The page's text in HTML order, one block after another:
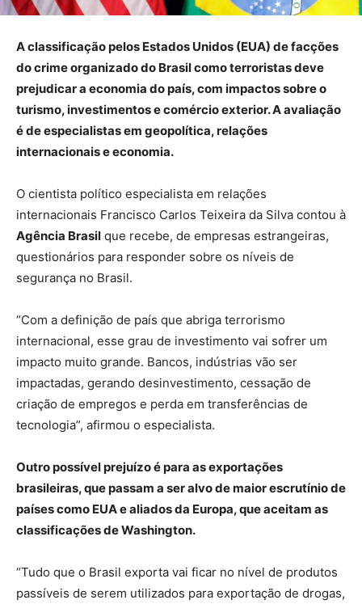
A classificação pelos Estados Unidos (EUA) de facções
do crime organizado do Brasil como terroristas deve
prejudicar a economia do país, com impactos sobre o
turismo, investimentos e comércio exterior. A avaliação
é de especialistas em geopolítica, relações
internacionais e economia.
O cientista político especialista em relações
internacionais Francisco Carlos Teixeira da Silva contou à
Agência Brasil que recebe, de empresas estrangeiras,
questionários para responder sobre os níveis de
segurança no Brasil.
“Com a definição de país que abriga terrorismo
internacional, esse grau de investimento vai sofrer um
impacto muito grande. Bancos, indústrias vão ser
impactadas, gerando desinvestimento, cessação de
criação de empregos e perda em transferências de
tecnologia”, afirmou o especialista.
Outro possível prejuízo é para as exportações
brasileiras, que passam a ser alvo de maior escrutínio de
países como EUA e aliados da Europa, que aceitam as
classificações de Washington.
“Tudo que o Brasil exporta vai ficar no nível de produtos
passíveis de serem utilizados para exportação de drogas,